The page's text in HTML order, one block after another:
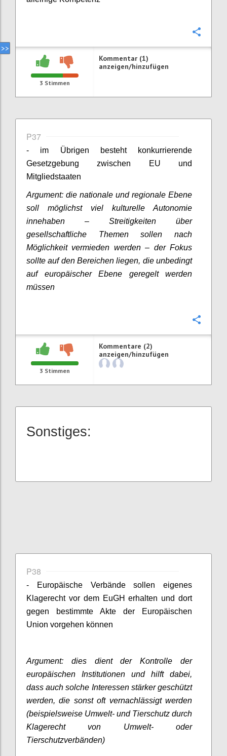
3 Stimmen
Kommentar (1)
anzeigen/hinzufügen
P37
- im Übrigen besteht konkurrierende
Gesetzgebung zwischen EU und
Mitgliedstaaten
Argument: die nationale und regionale Ebene
soll möglichst viel kulturelle Autonomie
innehaben – Streitigkeiten über
gesellschaftliche Themen sollen nach
Möglichkeit vermieden werden – der Fokus
sollte auf den Bereichen liegen, die unbedingt
auf europäischer Ebene geregelt werden
müssen
3 Stimmen
Kommentare (2)
anzeigen/hinzufügen
Sonstiges:
P38
- Europäische Verbände sollen eigenes
Klagerecht vor dem EuGH erhalten und dort
gegen bestimmte Akte der Europäischen
Union vorgehen können
Argument: dies dient der Kontrolle der
europäischen Institutionen und hilft dabei,
dass auch solche Interessen stärker geschützt
werden, die sonst oft vernachlässigt werden
(beispielsweise Umwelt- und Tierschutz durch
Klagerecht von Umwelt- oder
Tierschutzverbänden)